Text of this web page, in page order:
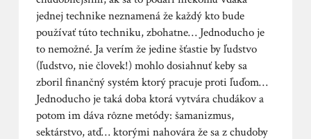
jednej technike neznamená že každý kto bude
používať túto techniku, zbohatne… Jednoducho je
to nemožné. Ja verím že jedine šťastie by ľudstvo
(ľudstvo, nie človek!) mohlo dosiahnuť keby sa
zboril finančný systém ktorý pracuje proti ľuďom…
Jednoducho je taká doba ktorá vytvára chudákov a
potom im dáva rôzne metódy: šamanizmus,
sektárstvo, atď… ktorými nahovára že sa z chudoby